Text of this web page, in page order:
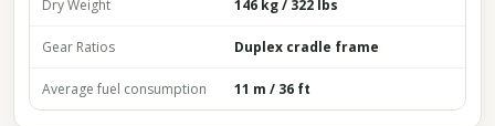
Dry Weight 146 kg / 322 lbs
Gear Ratios Duplex cradle frame
Average fuel consumption 11 m / 36 ft